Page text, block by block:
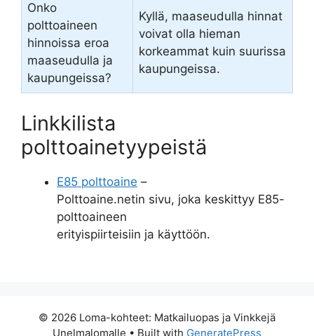
Onko
polttoaineen
hinnoissa eroa
maaseudulla ja
kaupungeissa?
Kyllä, maaseudulla hinnat
voivat olla hieman
korkeammat kuin suurissa
kaupungeissa.
Linkkilista
polttoainetyypeistä
E85 polttoaine –
Polttoaine.netin sivu, joka keskittyy E85-
polttoaineen
erityispiirteisiin ja käyttöön.
© 2026 Loma-kohteet: Matkailuopas ja Vinkkejä
Unelmalomalle • Built with GeneratePress